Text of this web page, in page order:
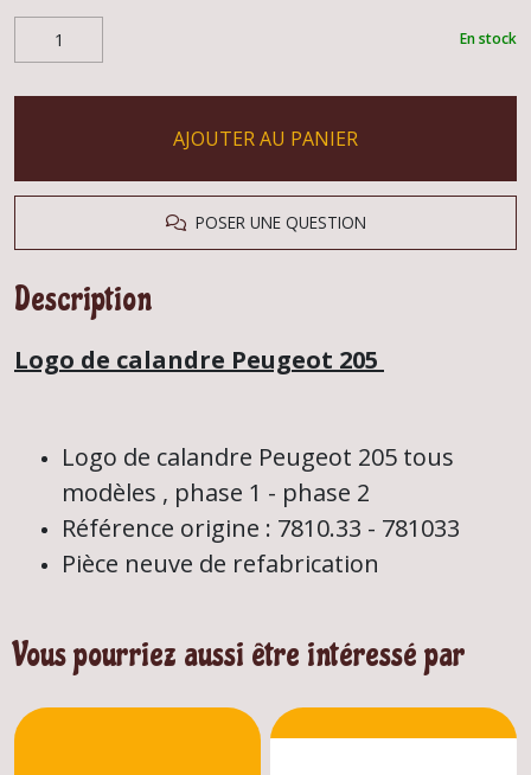
En stock
AJOUTER AU PANIER
POSER UNE QUESTION
Description
Logo de calandre Peugeot 205
Logo de calandre Peugeot 205 tous
modèles , phase 1 - phase 2
Référence origine : 7810.33 - 781033
Pièce neuve de refabrication
Vous pourriez aussi être intéressé par